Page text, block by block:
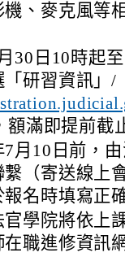
、麥克風等
30日10時起
「研習資訊」
額滿即提前截
月10日前，
（寄送線上
名時填寫正
學院將依上
職進修資訊